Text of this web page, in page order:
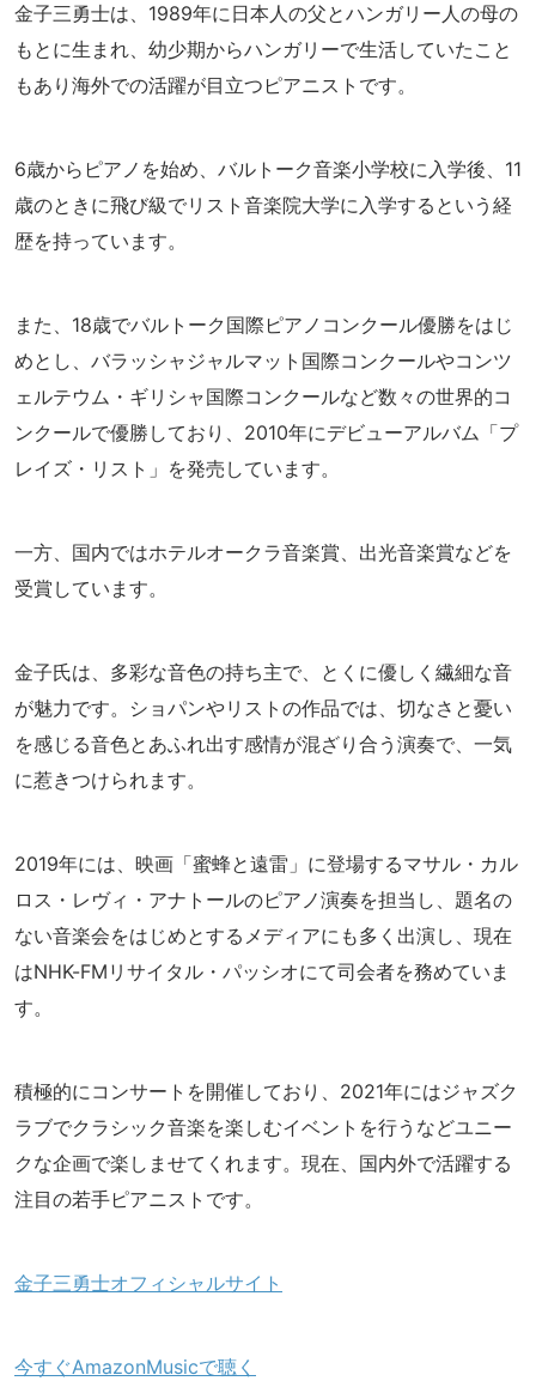
金子三勇士は、1989年に日本人の父とハンガリー人の母の
もとに生まれ、幼少期からハンガリーで生活していたこと
もあり海外での活躍が目立つピアニストです。
6歳からピアノを始め、バルトーク音楽小学校に入学後、11
歳のときに飛び級でリスト音楽院大学に入学するという経
歴を持っています。
また、18歳でバルトーク国際ピアノコンクール優勝をはじ
めとし、バラッシャジャルマット国際コンクールやコンツ
ェルテウム・ギリシャ国際コンクールなど数々の世界的コ
ンクールで優勝しており、2010年にデビューアルバム「プ
レイズ・リスト」を発売しています。
一方、国内ではホテルオークラ音楽賞、出光音楽賞などを
受賞しています。
金子氏は、多彩な音色の持ち主で、とくに優しく繊細な音
が魅力です。ショパンやリストの作品では、切なさと憂い
を感じる音色とあふれ出す感情が混ざり合う演奏で、一気
に惹きつけられます。
2019年には、映画「蜜蜂と遠雷」に登場するマサル・カル
ロス・レヴィ・アナトールのピアノ演奏を担当し、題名の
ない音楽会をはじめとするメディアにも多く出演し、現在
はNHK-FMリサイタル・パッシオにて司会者を務めていま
す。
積極的にコンサートを開催しており、2021年にはジャズク
ラブでクラシック音楽を楽しむイベントを行うなどユニー
クな企画で楽しませてくれます。現在、国内外で活躍する
注目の若手ピアニストです。
金子三勇士オフィシャルサイト
今すぐAmazonMusicで聴く